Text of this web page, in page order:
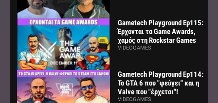
Gametech Playground Ep115:
Έρχονται τα Game Awards,
χαμός στη Rockstar Games
VIDEOGAMES
Gametech Playground Ep114:
Το GTA 6 που "φεύγει" και η
Valve που "έρχεται"!
VIDEOGAMES